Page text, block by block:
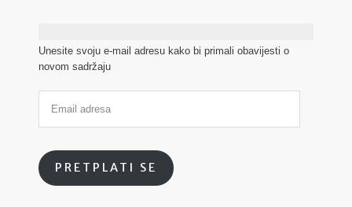
Unesite svoju e-mail adresu kako bi primali obavijesti o
novom sadržaju
PRETPLATI SE